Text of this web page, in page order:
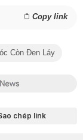
Copy link
Còn Đen Láy
chép link